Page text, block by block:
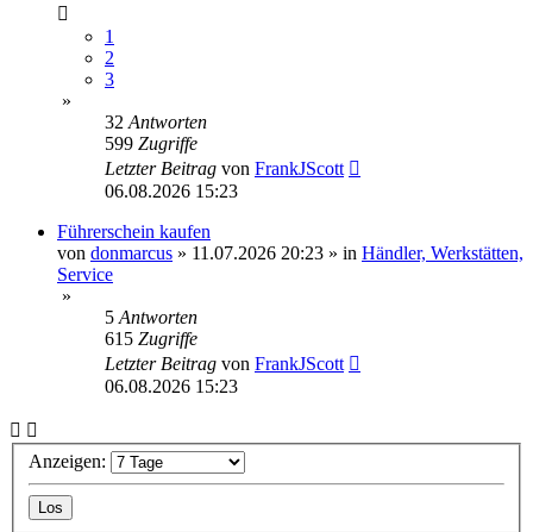
1
2
3
»
32 Antworten
599 Zugriffe
Letzter Beitrag von FrankJScott
06.08.2026 15:23
Führerschein kaufen
von donmarcus » 11.07.2026 20:23 » in Händler, Werkstätten,
Service
»
5 Antworten
615 Zugriffe
Letzter Beitrag von FrankJScott
06.08.2026 15:23
Anzeigen: